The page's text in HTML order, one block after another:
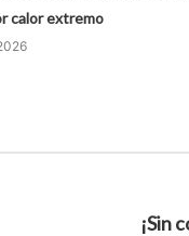
calor extremo
¡Sin